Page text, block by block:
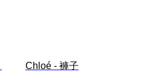
Chloé - 褲子